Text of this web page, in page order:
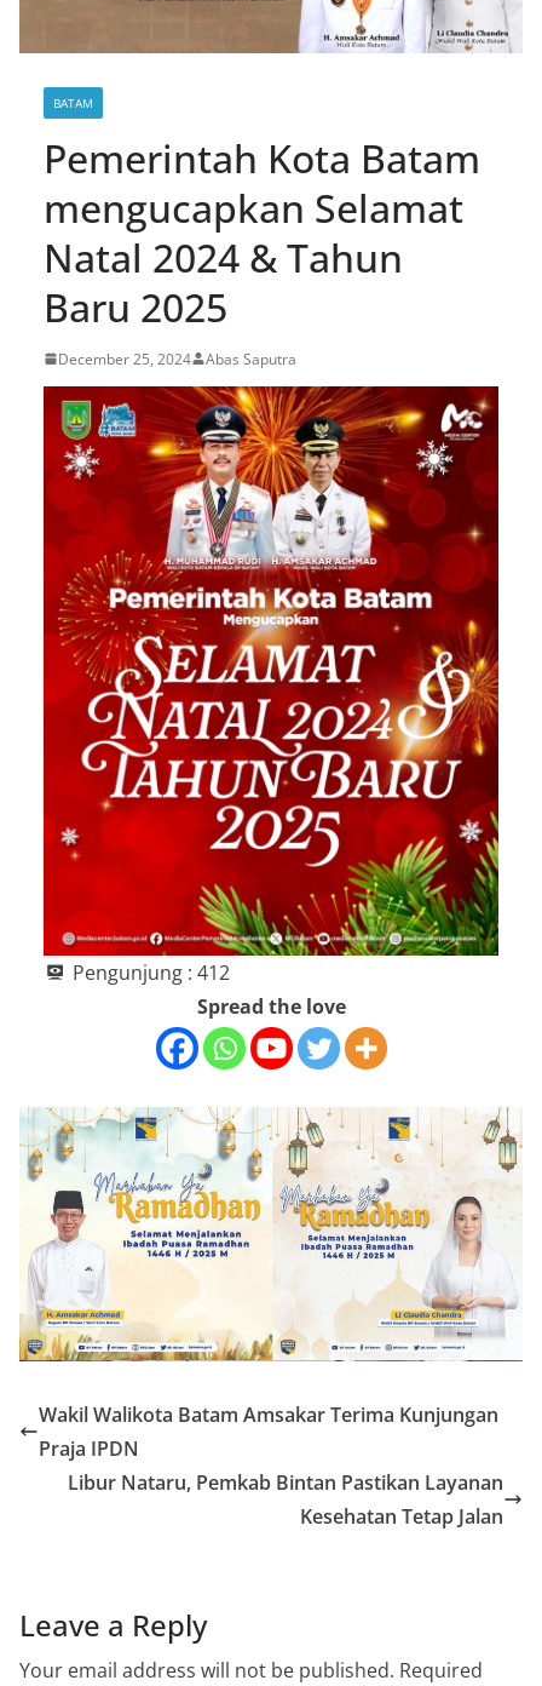
BATAM
Pemerintah Kota Batam
mengucapkan Selamat
Natal 2024 & Tahun
Baru 2025
December 25, 2024 Abas Saputra
Pengunjung : 412
Spread the love
Wakil Walikota Batam Amsakar Terima Kunjungan
Praja IPDN
Libur Nataru, Pemkab Bintan Pastikan Layanan
Kesehatan Tetap Jalan
Leave a Reply
Your email address will not be published. Required